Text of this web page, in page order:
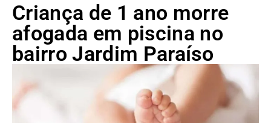
Criança de 1 ano morre
afogada em piscina no
bairro Jardim Paraíso